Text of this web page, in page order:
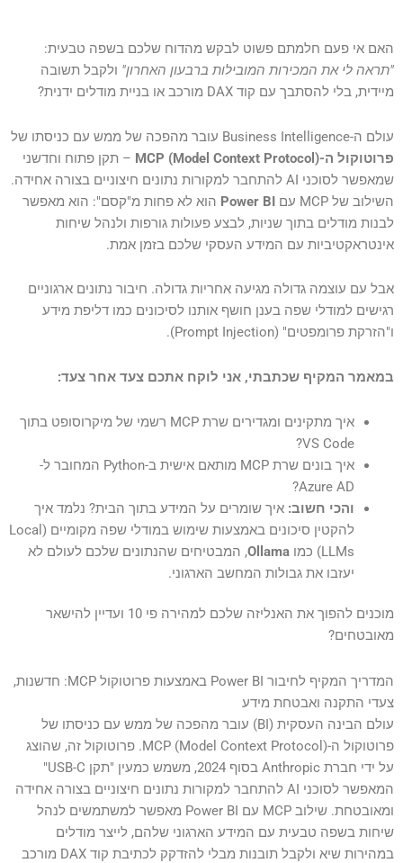
האם אי פעם חלמתם פשוט לבקש מהדוח שלכם בשפה טבעית:
"תראה לי את המכירות המובילות ברבעון האחרון" ולקבל תשובה
מיידית, בלי להסתבך עם קוד DAX מורכב או בניית מודלים ידנית?
עולם ה-Business Intelligence עובר מהפכה של ממש עם כניסתו של
פרוטוקול ה-MCP (Model Context Protocol)
– תקן פתוח וחדשני
שמאפשר לסוכני AI להתחבר למקורות נתונים חיצוניים בצורה אחידה.
השילוב של MCP עם
Power BI הוא לא פחות מ"קסם": הוא מאפשר
לבנות מודלים בתוך שניות, לבצע פעולות גורפות ולנהל שיחות
אינטראקטיביות עם המידע העסקי שלכם בזמן אמת.
אבל עם עוצמה גדולה מגיעה אחריות גדולה. חיבור נתונים ארגוניים
רגישים למודלי שפה בענן חושף אותנו לסיכונים כמו דליפת מידע
ו"הזרקת פרומפטים" (Prompt Injection).
במאמר המקיף שכתבתי, אני לוקח אתכם צעד אחר צעד:
איך מתקינים ומגדירים שרת MCP רשמי של מיקרוסופט בתוך
VS Code?
איך בונים שרת MCP מותאם אישית ב-Python המחובר ל-
Azure AD?
והכי חשוב: איך שומרים על המידע בתוך הבית? נלמד איך
להקטין סיכונים באמצעות שימוש במודלי שפה מקומיים (Local
LLMs) כמו
Ollama, המבטיחים שהנתונים שלכם לעולם לא
יעזבו את גבולות המחשב הארגוני.
מוכנים להפוך את האנליזה שלכם למהירה פי 10 ועדיין להישאר
מאובטחים?
המדריך המקיף לחיבור Power BI באמצעות פרוטוקול MCP: חדשנות,
צעדי התקנה ואבטחת מידע
עולם הבינה העסקית (BI) עובר מהפכה של ממש עם כניסתו של
פרוטוקול ה-MCP (Model Context Protocol). פרוטוקול זה, שהוצג
על ידי חברת Anthropic בסוף 2024, משמש כמעין "תקן USB-C"
המאפשר לסוכני AI להתחבר למקורות נתונים חיצוניים בצורה אחידה
ומאובטחת. שילוב MCP עם Power BI מאפשר למשתמשים לנהל
שיחות בשפה טבעית עם המידע הארגוני שלהם, לייצר מודלים
במהירות שיא ולקבל תובנות מבלי להזדקק לכתיבת קוד DAX מורכב